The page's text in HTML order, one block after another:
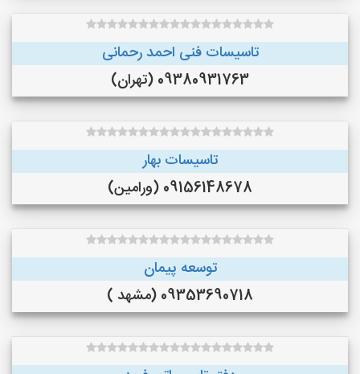
تاسیسات فنی احمد رحمانی
09380931763 (تهران)
تاسیسات بهار
09156148678 (ورامین)
توسعه پیمان
09353690718 (مشهد )